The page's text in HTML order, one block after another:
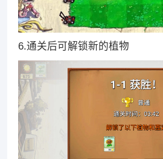
6.通关后可解锁新的植物